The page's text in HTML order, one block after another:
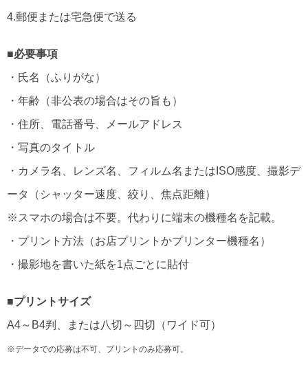
4.郵便または宅急便で送る
■必要事項
・氏名（ふりがな）
・年齢（非公表の場合はその旨も）
・住所、電話番号、メールアドレス
・写真のタイトル
・カメラ名、レンズ名、フィルム名またはISO感度、撮影デ
ータ（シャッター速度、絞り、焦点距離）
※スマホの場合は不要。代わりに端末の機種名を記載。
・プリント方法（お店プリントかプリンター機種名）
・撮影地を書いた紙を1点ごとに貼付
■プリントサイズ
A4～B4判、または八切～四切（ワイド可）
※データでの応募は不可、プリントのみ応募可。